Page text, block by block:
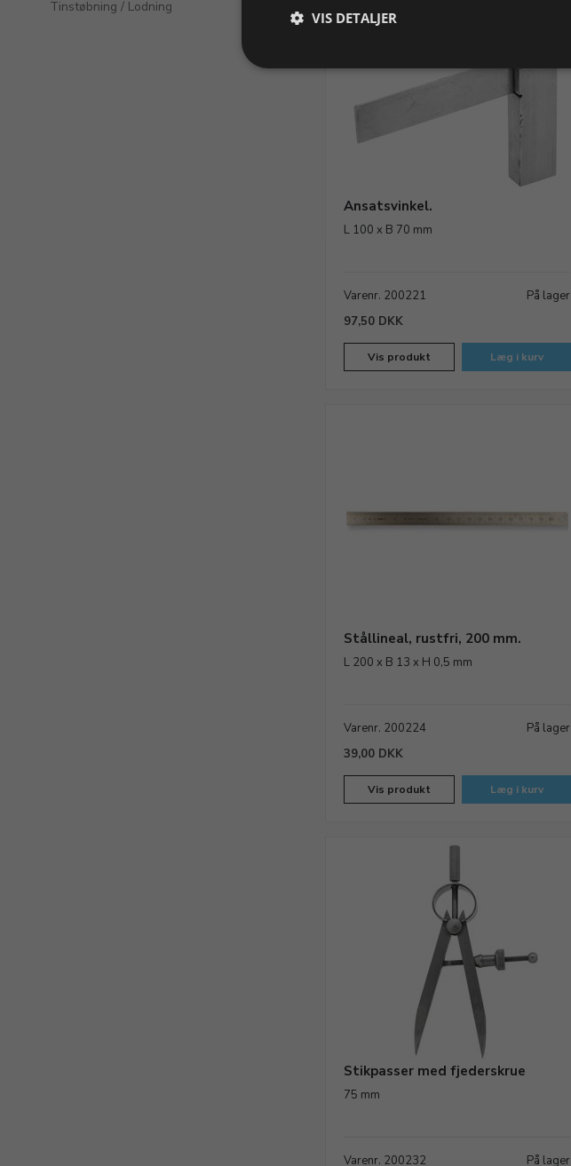
Tinstøbning / Lodning
Ansatsvinkel.
L 100 x B 70 mm
Varenr. 200221
På lager
97,50 DKK
Vis produkt Læg i kurv
Stållineal, rustfri, 200 mm.
L 200 x B 13 x H 0,5 mm
Varenr. 200224
På lager
39,00 DKK
Vis produkt Læg i kurv
Stikpasser med fjederskrue
75 mm
Varenr. 200232 På lager
VIS DETALJER